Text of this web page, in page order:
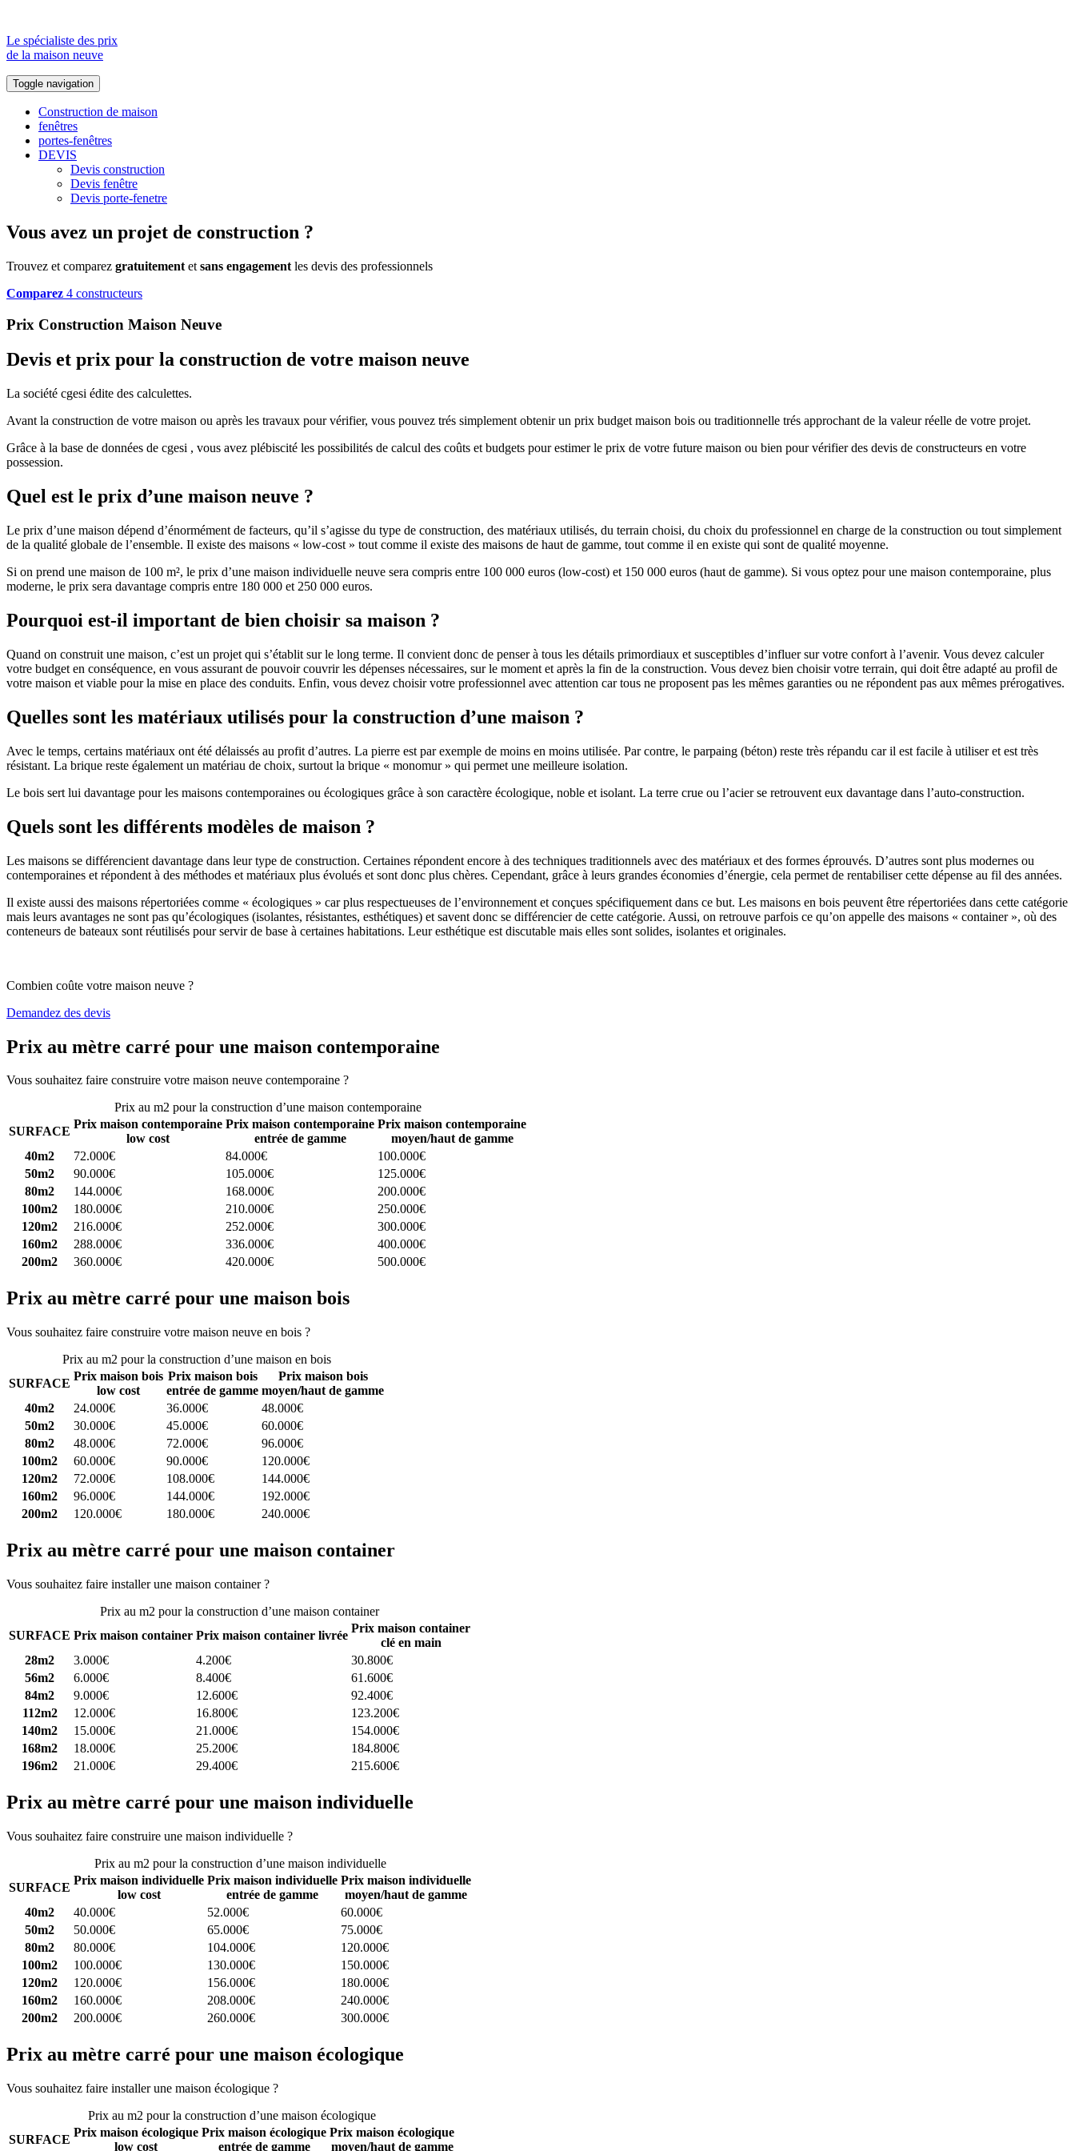
Le spécialiste des prix
de la maison neuve
Toggle navigation
Construction de maison
fenêtres
portes-fenêtres
DEVIS
Devis construction
Devis fenêtre
Devis porte-fenetre
Vous avez un projet de construction ?
Trouvez et comparez gratuitement et sans engagement les devis des professionnels
Comparez 4 constructeurs
Prix Construction Maison Neuve
Devis et prix pour la construction de votre maison neuve
La société cgesi édite des calculettes.
Avant la construction de votre maison ou après les travaux pour vérifier, vous pouvez trés simplement obtenir un prix budget maison bois ou traditionnelle trés approchant de la valeur réelle de votre projet.
Grâce à la base de données de cgesi , vous avez plébiscité les possibilités de calcul des coûts et budgets pour estimer le prix de votre future maison ou bien pour vérifier des devis de constructeurs en votre
possession.
Quel est le prix d’une maison neuve ?
Le prix d’une maison dépend d’énormément de facteurs, qu’il s’agisse du type de construction, des matériaux utilisés, du terrain choisi, du choix du professionnel en charge de la construction ou tout simplement
de la qualité globale de l’ensemble. Il existe des maisons « low-cost » tout comme il existe des maisons de haut de gamme, tout comme il en existe qui sont de qualité moyenne.
Si on prend une maison de 100 m², le prix d’une maison individuelle neuve sera compris entre 100 000 euros (low-cost) et 150 000 euros (haut de gamme). Si vous optez pour une maison contemporaine, plus
moderne, le prix sera davantage compris entre 180 000 et 250 000 euros.
Pourquoi est-il important de bien choisir sa maison ?
Quand on construit une maison, c’est un projet qui s’établit sur le long terme. Il convient donc de penser à tous les détails primordiaux et susceptibles d’influer sur votre confort à l’avenir. Vous devez calculer
votre budget en conséquence, en vous assurant de pouvoir couvrir les dépenses nécessaires, sur le moment et après la fin de la construction. Vous devez bien choisir votre terrain, qui doit être adapté au profil de
votre maison et viable pour la mise en place des conduits. Enfin, vous devez choisir votre professionnel avec attention car tous ne proposent pas les mêmes garanties ou ne répondent pas aux mêmes prérogatives.
Quelles sont les matériaux utilisés pour la construction d’une maison ?
Avec le temps, certains matériaux ont été délaissés au profit d’autres. La pierre est par exemple de moins en moins utilisée. Par contre, le parpaing (béton) reste très répandu car il est facile à utiliser et est très
résistant. La brique reste également un matériau de choix, surtout la brique « monomur » qui permet une meilleure isolation.
Le bois sert lui davantage pour les maisons contemporaines ou écologiques grâce à son caractère écologique, noble et isolant. La terre crue ou l’acier se retrouvent eux davantage dans l’auto-construction.
Quels sont les différents modèles de maison ?
Les maisons se différencient davantage dans leur type de construction. Certaines répondent encore à des techniques traditionnels avec des matériaux et des formes éprouvés. D’autres sont plus modernes ou
contemporaines et répondent à des méthodes et matériaux plus évolués et sont donc plus chères. Cependant, grâce à leurs grandes économies d’énergie, cela permet de rentabiliser cette dépense au fil des années.
Il existe aussi des maisons répertoriées comme « écologiques » car plus respectueuses de l’environnement et conçues spécifiquement dans ce but. Les maisons en bois peuvent être répertoriées dans cette catégorie
mais leurs avantages ne sont pas qu’écologiques (isolantes, résistantes, esthétiques) et savent donc se différencier de cette catégorie. Aussi, on retrouve parfois ce qu’on appelle des maisons « container », où des
conteneurs de bateaux sont réutilisés pour servir de base à certaines habitations. Leur esthétique est discutable mais elles sont solides, isolantes et originales.
Combien coûte votre maison neuve ?
Demandez des devis
Prix au mètre carré pour une maison contemporaine
Vous souhaitez faire construire votre maison neuve contemporaine ?
Prix au m2 pour la construction d’une maison contemporaine
SURFACE
Prix maison contemporaine
low cost
Prix maison contemporaine
entrée de gamme
Prix maison contemporaine
moyen/haut de gamme
40m2
72.000€ 84.000€
100.000€
50m2
90.000€ 105.000€
125.000€
80m2
144.000€ 168.000€
200.000€
100m2
180.000€ 210.000€
250.000€
120m2
216.000€ 252.000€
300.000€
160m2
288.000€ 336.000€
400.000€
200m2
360.000€ 420.000€ 500.000€
Prix au mètre carré pour une maison bois
Vous souhaitez faire construire votre maison neuve en bois ?
Prix au m2 pour la construction d’une maison en bois
SURFACE
Prix maison bois
low cost
Prix maison bois
entrée de gamme
Prix maison bois
moyen/haut de gamme
40m2
24.000€ 36.000€
48.000€
50m2
30.000€ 45.000€
60.000€
80m2
48.000€ 72.000€
96.000€
100m2
60.000€ 90.000€
120.000€
120m2
72.000€ 108.000€
144.000€
160m2
96.000€ 144.000€
192.000€
200m2
120.000€ 180.000€ 240.000€
Prix au mètre carré pour une maison container
Vous souhaitez faire installer une maison container ?
Prix au m2 pour la construction d’une maison container
SURFACE Prix maison container Prix maison container livrée
Prix maison container
clé en main
28m2
3.000€ 4.200€
30.800€
56m2
6.000€ 8.400€
61.600€
84m2
9.000€ 12.600€
92.400€
112m2
12.000€ 16.800€
123.200€
140m2
15.000€ 21.000€
154.000€
168m2
18.000€ 25.200€
184.800€
196m2
21.000€ 29.400€ 215.600€
Prix au mètre carré pour une maison individuelle
Vous souhaitez faire construire une maison individuelle ?
Prix au m2 pour la construction d’une maison individuelle
SURFACE
Prix maison individuelle
low cost
Prix maison individuelle
entrée de gamme
Prix maison individuelle
moyen/haut de gamme
40m2
40.000€ 52.000€
60.000€
50m2
50.000€ 65.000€
75.000€
80m2
80.000€ 104.000€
120.000€
100m2
100.000€ 130.000€
150.000€
120m2
120.000€ 156.000€
180.000€
160m2
160.000€ 208.000€
240.000€
200m2
200.000€ 260.000€ 300.000€
Prix au mètre carré pour une maison écologique
Vous souhaitez faire installer une maison écologique ?
Prix au m2 pour la construction d’une maison écologique
SURFACE
Prix maison écologique
low cost
Prix maison écologique
entrée de gamme
Prix maison écologique
moyen/haut de gamme